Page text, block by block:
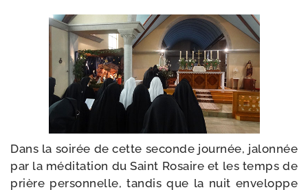
Dans la soi­rée de cette seconde jour­née, jalon­née
par la médi­ta­tion du Saint Rosaire et les temps de
prière per­son­nelle, tan­dis que la nuit enve­loppe